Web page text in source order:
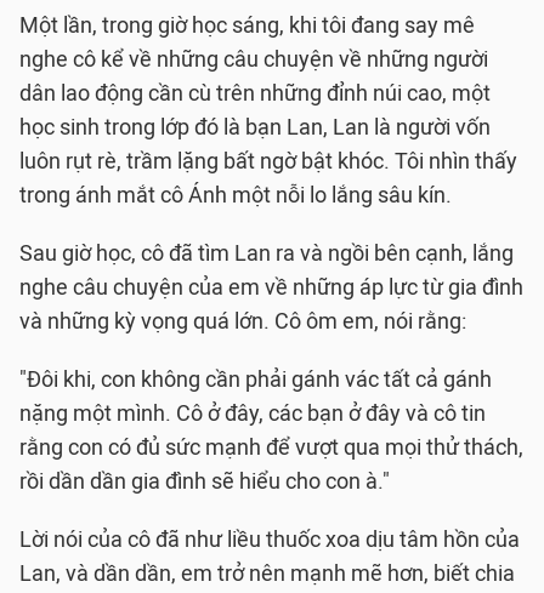
Một lần, trong giờ học sáng, khi tôi đang say mê
nghe cô kể về những câu chuyện về những người
dân lao động cần cù trên những đỉnh núi cao, một
học sinh trong lớp đó là bạn Lan, Lan là người vốn
luôn rụt rè, trầm lặng bất ngờ bật khóc. Tôi nhìn thấy
trong ánh mắt cô Ánh một nỗi lo lắng sâu kín.
Sau giờ học, cô đã tìm Lan ra và ngồi bên cạnh, lắng
nghe câu chuyện của em về những áp lực từ gia đình
và những kỳ vọng quá lớn. Cô ôm em, nói rằng:
"Đôi khi, con không cần phải gánh vác tất cả gánh
nặng một mình. Cô ở đây, các bạn ở đây và cô tin
rằng con có đủ sức mạnh để vượt qua mọi thử thách,
rồi dần dần gia đình sẽ hiểu cho con à."
Lời nói của cô đã như liều thuốc xoa dịu tâm hồn của
Lan, và dần dần, em trở nên mạnh mẽ hơn, biết chia